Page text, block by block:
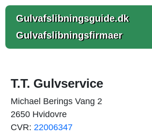
Gulvafslibningsguide.dk
Gulvafslibningsfirmaer
T.T. Gulvservice
Michael Berings Vang 2
2650 Hvidovre
CVR: 22006347